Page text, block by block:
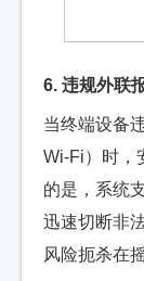
6. 违规外联
当终端设备
Wi-Fi）时，
的是，系统
迅速切断非
风险扼杀在